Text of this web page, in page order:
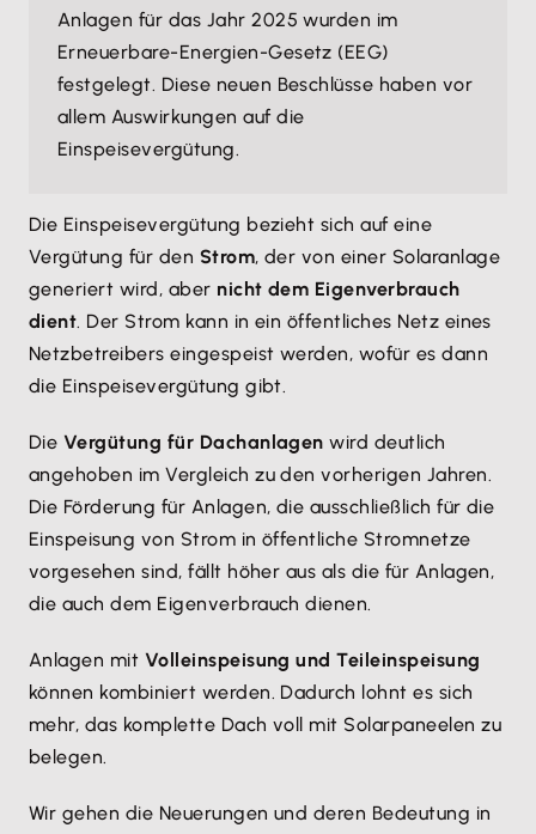
Anlagen für das Jahr 2025 wurden im
Erneuerbare-Energien-Gesetz (EEG)
festgelegt. Diese neuen Beschlüsse haben vor
allem Auswirkungen auf die
Einspeisevergütung.
Die Einspeisevergütung bezieht sich auf eine
Vergütung für den Strom, der von einer Solaranlage
generiert wird, aber nicht dem Eigenverbrauch
dient. Der Strom kann in ein öffentliches Netz eines
Netzbetreibers eingespeist werden, wofür es dann
die Einspeisevergütung gibt.
Die Vergütung für Dachanlagen wird deutlich
angehoben im Vergleich zu den vorherigen Jahren.
Die Förderung für Anlagen, die ausschließlich für die
Einspeisung von Strom in öffentliche Stromnetze
vorgesehen sind, fällt höher aus als die für Anlagen,
die auch dem Eigenverbrauch dienen.
Anlagen mit Volleinspeisung und Teileinspeisung
können kombiniert werden. Dadurch lohnt es sich
mehr, das komplette Dach voll mit Solarpaneelen zu
belegen.
Wir gehen die Neuerungen und deren Bedeutung in